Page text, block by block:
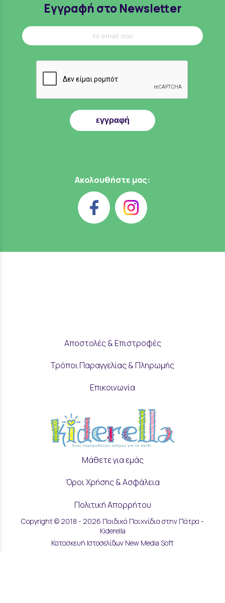
Εγγραφή στο Newsletter
εγγραφή
Ακολουθήστε μας:
Αποστολές & Επιστροφές
Τρόποι Παραγγελίας & Πληρωμής
Επικοινωνία
Μάθετε για εμάς
Όροι Χρήσης & Ασφάλεια
Πολιτική Απορρήτου
Ρυθμίσεις Cookies
Copyright © 2018 - 2026 Παιδικά Παιχνίδια στην Πάτρα -
Kiderella
Κατασκευή Ιστοσελίδων New Media Soft